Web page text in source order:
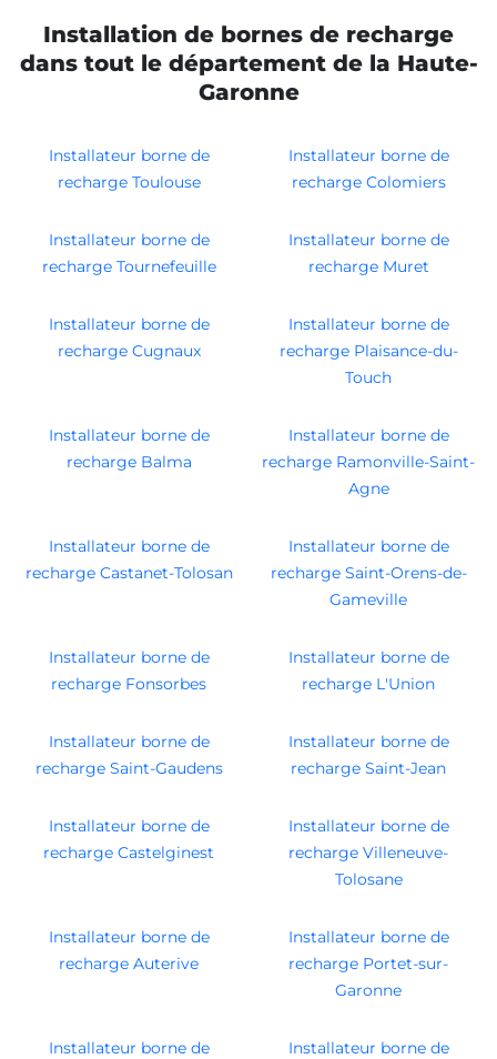
Installation de bornes de recharge
dans tout le département de la Haute-
Garonne
Installateur borne de
recharge Toulouse
Installateur borne de
recharge Colomiers
Installateur borne de
recharge Tournefeuille
Installateur borne de
recharge Muret
Installateur borne de
recharge Cugnaux
Installateur borne de
recharge Plaisance-du-
Touch
Installateur borne de
recharge Balma
Installateur borne de
recharge Ramonville-Saint-
Agne
Installateur borne de
recharge Castanet-Tolosan
Installateur borne de
recharge Saint-Orens-de-
Gameville
Installateur borne de
recharge Fonsorbes
Installateur borne de
recharge L'Union
Installateur borne de
recharge Saint-Gaudens
Installateur borne de
recharge Saint-Jean
Installateur borne de
recharge Castelginest
Installateur borne de
recharge Villeneuve-
Tolosane
Installateur borne de
recharge Auterive
Installateur borne de
recharge Portet-sur-
Garonne
Installateur borne de
Installateur borne de